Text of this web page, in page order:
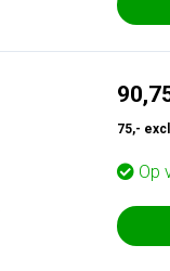
75,-
Op